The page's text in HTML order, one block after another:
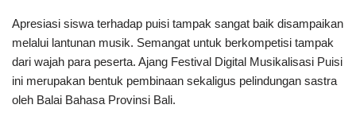
Apresiasi siswa terhadap puisi tampak sangat baik disampaikan
melalui lantunan musik. Semangat untuk berkompetisi tampak
dari wajah para peserta. Ajang Festival Digital Musikalisasi Puisi
ini merupakan bentuk pembinaan sekaligus pelindungan sastra
oleh Balai Bahasa Provinsi Bali.